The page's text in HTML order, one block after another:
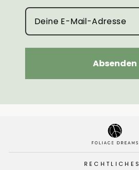
Absenden
RECHTLICHES